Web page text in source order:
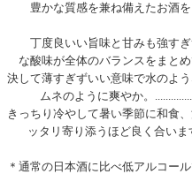
豊かな質感を兼ね備えたお酒を
丁度良いい旨味と甘みも強す
な酸味が全体のバランスをまとめ
決して薄すぎずいい意味で水のよ
ムネのように爽やか。
きっちり冷やして暑い季節に和食
ッタリ寄り添うほど良く合いま
＊通常の日本酒に比べ低アルコー